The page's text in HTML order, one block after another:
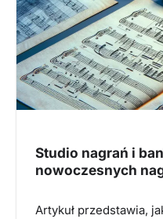
Studio nagrań i
nowoczesnych
Artykuł przedstawia,